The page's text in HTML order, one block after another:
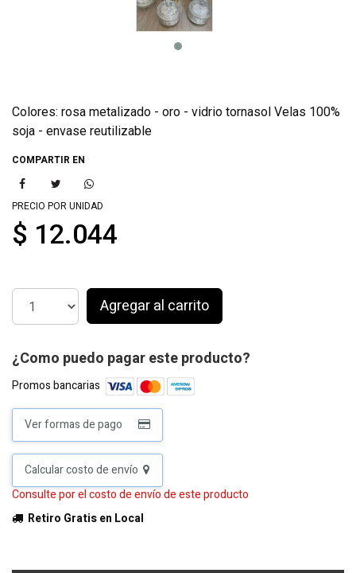
Colores: rosa metalizado - oro - vidrio tornasol Velas 100%
soja - envase reutilizable
COMPARTIR EN
PRECIO POR UNIDAD
$ 12.044
Agregar al carrito
¿Como puedo pagar este producto?
Promos bancarias
Ver formas de pago
Calcular costo de envío
Consulte por el costo de envío de este producto
Retiro Gratis en Local